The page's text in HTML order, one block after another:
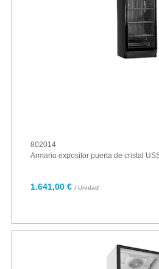
802014
Armario expositor puerta de cristal
1.641,00 € / Unidad